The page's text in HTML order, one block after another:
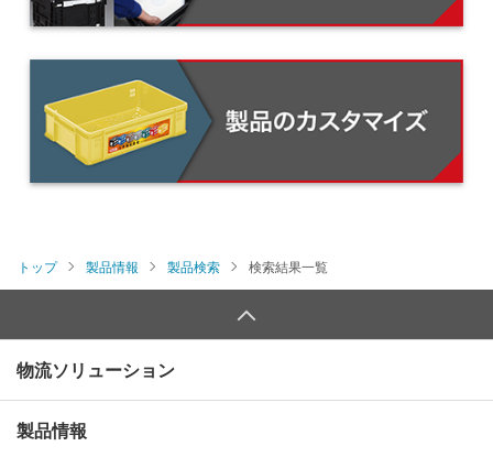
トップ 製品情報 製品検索 検索結果一覧
物流ソリューション
製品情報